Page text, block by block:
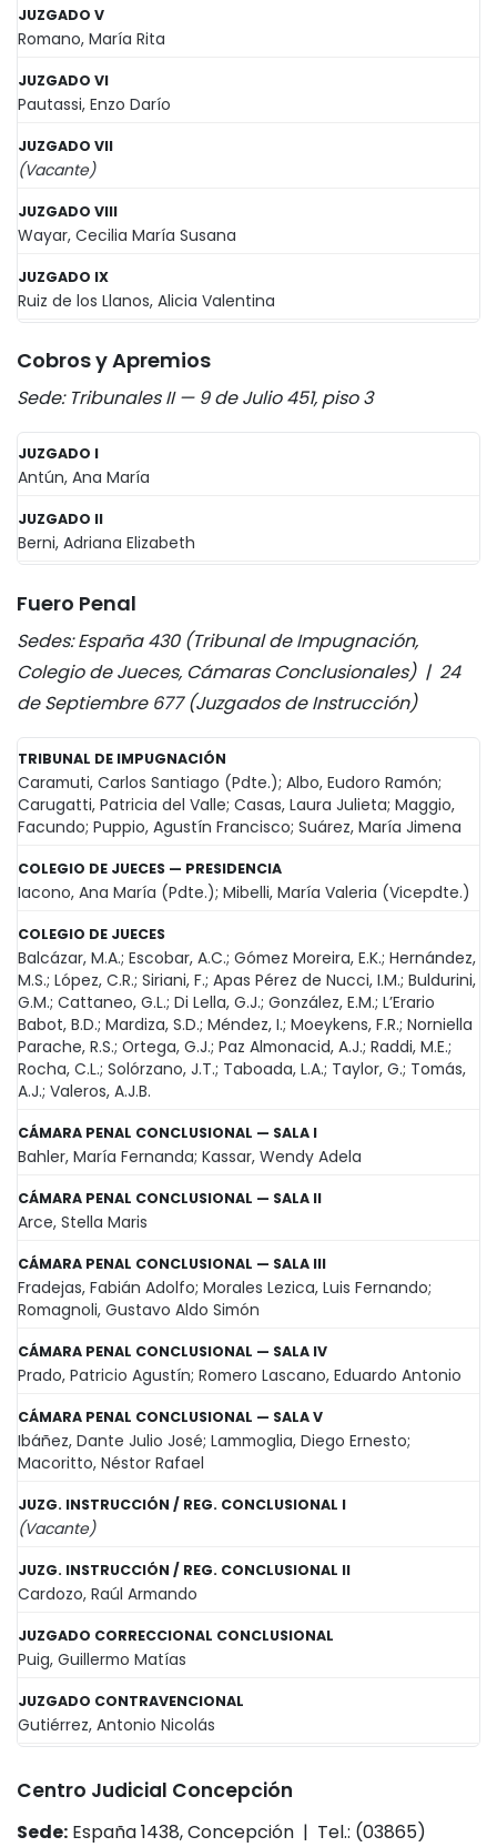
JUZGADO V
Romano, María Rita
JUZGADO VI
Pautassi, Enzo Darío
JUZGADO VII
(Vacante)
JUZGADO VIII
Wayar, Cecilia María Susana
JUZGADO IX
Ruiz de los Llanos, Alicia Valentina
Cobros y Apremios
Sede: Tribunales II — 9 de Julio 451, piso 3
JUZGADO I
Antún, Ana María
JUZGADO II
Berni, Adriana Elizabeth
Fuero Penal
Sedes: España 430 (Tribunal de Impugnación,
Colegio de Jueces, Cámaras Conclusionales) | 24
de Septiembre 677 (Juzgados de Instrucción)
TRIBUNAL DE IMPUGNACIÓN
Caramuti, Carlos Santiago (Pdte.); Albo, Eudoro Ramón;
Carugatti, Patricia del Valle; Casas, Laura Julieta; Maggio,
Facundo; Puppio, Agustín Francisco; Suárez, María Jimena
COLEGIO DE JUECES — PRESIDENCIA
Iacono, Ana María (Pdte.); Mibelli, María Valeria (Vicepdte.)
COLEGIO DE JUECES
Balcázar, M.A.; Escobar, A.C.; Gómez Moreira, E.K.; Hernández,
M.S.; López, C.R.; Siriani, F.; Apas Pérez de Nucci, I.M.; Buldurini,
G.M.; Cattaneo, G.L.; Di Lella, G.J.; González, E.M.; L’Erario
Babot, B.D.; Mardiza, S.D.; Méndez, I.; Moeykens, F.R.; Norniella
Parache, R.S.; Ortega, G.J.; Paz Almonacid, A.J.; Raddi, M.E.;
Rocha, C.L.; Solórzano, J.T.; Taboada, L.A.; Taylor, G.; Tomás,
A.J.; Valeros, A.J.B.
CÁMARA PENAL CONCLUSIONAL — SALA I
Bahler, María Fernanda; Kassar, Wendy Adela
CÁMARA PENAL CONCLUSIONAL — SALA II
Arce, Stella Maris
CÁMARA PENAL CONCLUSIONAL — SALA III
Fradejas, Fabián Adolfo; Morales Lezica, Luis Fernando;
Romagnoli, Gustavo Aldo Simón
CÁMARA PENAL CONCLUSIONAL — SALA IV
Prado, Patricio Agustín; Romero Lascano, Eduardo Antonio
CÁMARA PENAL CONCLUSIONAL — SALA V
Ibáñez, Dante Julio José; Lammoglia, Diego Ernesto;
Macoritto, Néstor Rafael
JUZG. INSTRUCCIÓN / REG. CONCLUSIONAL I
(Vacante)
JUZG. INSTRUCCIÓN / REG. CONCLUSIONAL II
Cardozo, Raúl Armando
JUZGADO CORRECCIONAL CONCLUSIONAL
Puig, Guillermo Matías
JUZGADO CONTRAVENCIONAL
Gutiérrez, Antonio Nicolás
Centro Judicial Concepción
Sede: España 1438, Concepción | Tel.: (03865)